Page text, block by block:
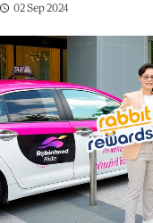
02 Sep 2024